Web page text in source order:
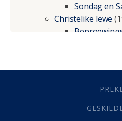
Sondag en
Christelike lewe
Geestelike
(21)
Grys Areas